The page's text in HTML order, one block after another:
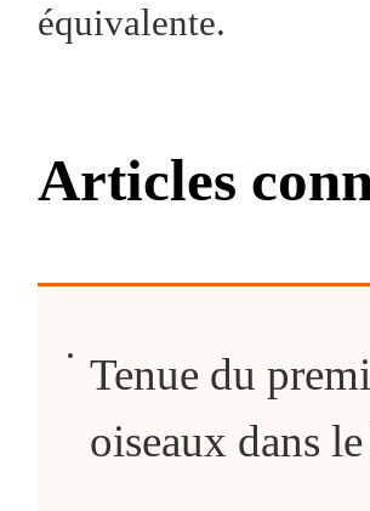
équivalente.
Articles
Tenue du
oiseaux dans